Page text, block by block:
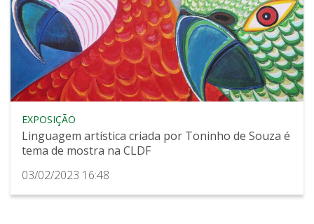
EXPOSIÇÃO
Linguagem artística criada por Toninho de Souza é
tema de mostra na CLDF
03/02/2023 16:48